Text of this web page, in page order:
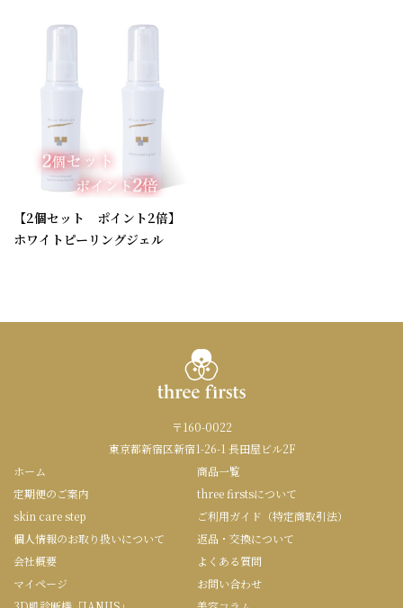
【2個セット ポイント2倍】
ホワイトピーリングジェル
〒160-0022
東京都新宿区新宿1-26-1 長田屋ビル2F
ホーム
商品一覧
定期便のご案内
three firstsについて
skin care step
ご利用ガイド（特定商取引法）
個人情報のお取り扱いについて
返品・交換について
会社概要
よくある質問
マイページ
お問い合わせ